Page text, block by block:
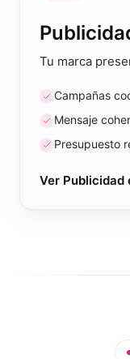
Tu marca
Campañas
Mensaje
Presupuesto
Ver Publicidad